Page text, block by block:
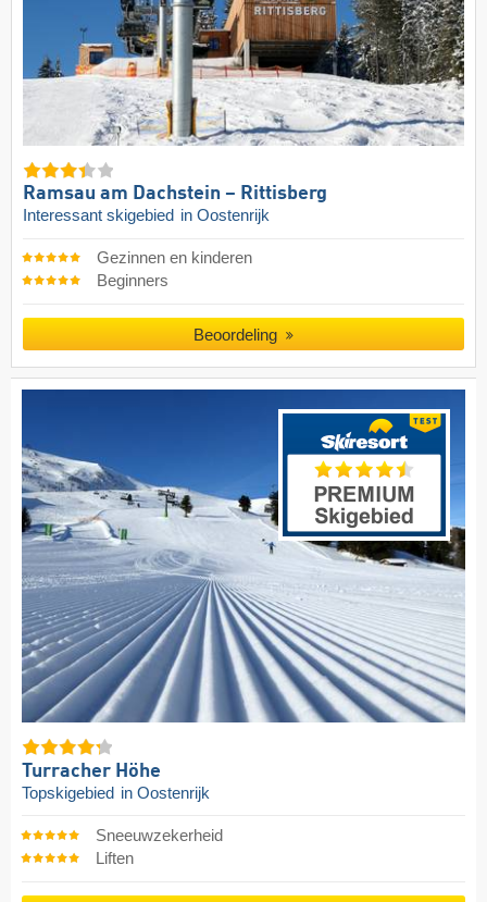
Ramsau am Dachstein – Rittisberg
Interessant skigebied in Oostenrijk
Gezinnen en kinderen
Beginners
Beoordeling
Turracher Höhe
Topskigebied in Oostenrijk
Sneeuwzekerheid
Liften